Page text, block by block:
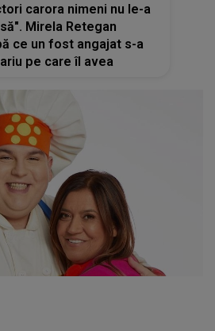
carora nimeni nu le-a
Mirela Retegan
ce un fost angajat s-a
pe care îl avea